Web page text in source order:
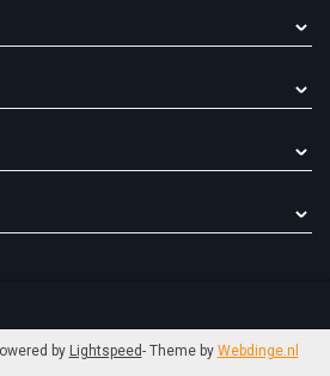
by Lightspeed- Theme by Webdinge.nl